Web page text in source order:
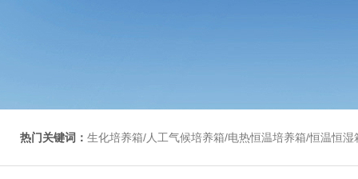
热门关键词： 生化培养箱/人工气候培养箱/电热恒温培养箱/恒温恒湿箱/光照培养箱/二氧化碳培养箱